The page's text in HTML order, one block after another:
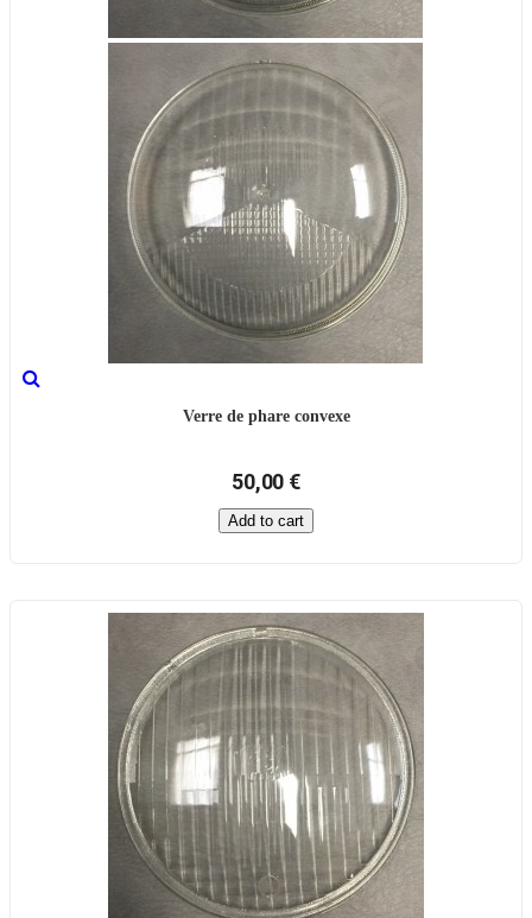
Verre de phare convexe
50,00 €
Add to cart